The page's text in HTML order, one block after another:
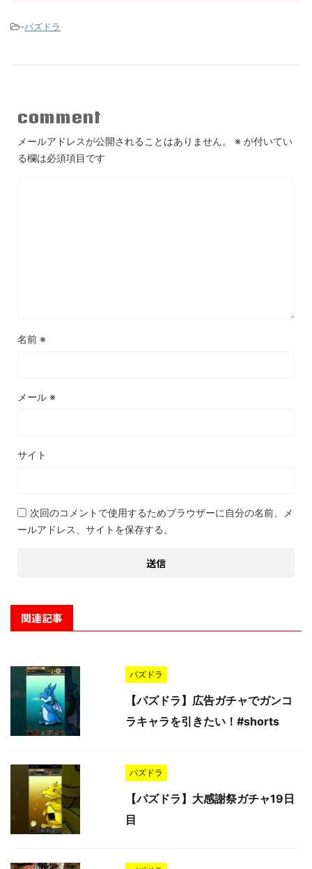
-パズドラ
comment
メールアドレスが公開されることはありません。 ※ が付いてい
る欄は必須項目です
名前 ※
メール ※
サイト
次回のコメントで使用するためブラウザーに自分の名前、メ
ールアドレス、サイトを保存する。
関連記事
パズドラ
【パズドラ】広告ガチャでガンコ
ラキャラを引きたい！#shorts
パズドラ
【パズドラ】大感謝祭ガチャ19日
目